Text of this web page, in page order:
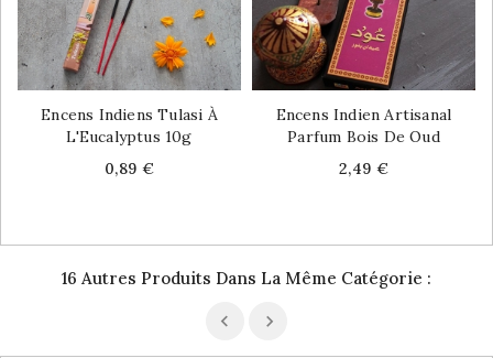
Encens Indiens Tulasi À
L'Eucalyptus 10g
Price
0,89 €
Encens Indien Artisanal
Parfum Bois De Oud
Price
2,49 €
16 Autres Produits Dans La Même Catégorie :